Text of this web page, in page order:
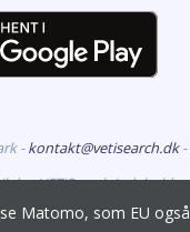
-kontakt@vetisearch.dk
dyr. VETiSearch
veterinære fagfolk.
Matomo, som EU